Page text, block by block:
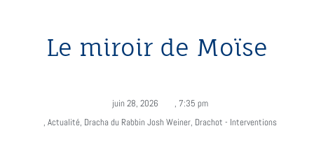
Le miroir de Moïse
juin 28, 2026 , 7:35 pm
, Actualité, Dracha du Rabbin Josh Weiner, Drachot - Interventions